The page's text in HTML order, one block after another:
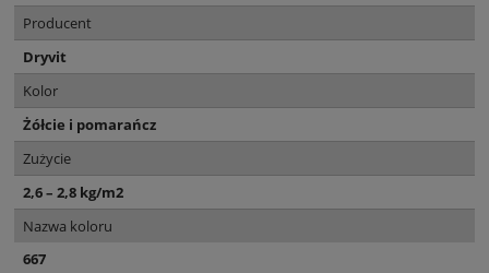
Producent
Dryvit
Kolor
Żółcie i pomarańcz
Zużycie
2,6 – 2,8 kg/m2
Nazwa koloru
667